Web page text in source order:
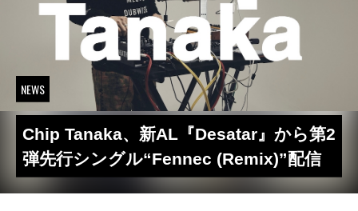
NEWS
Chip Tanaka、新AL『Desatar』から第2
弾先行シングル“Fennec (Remix)”配信